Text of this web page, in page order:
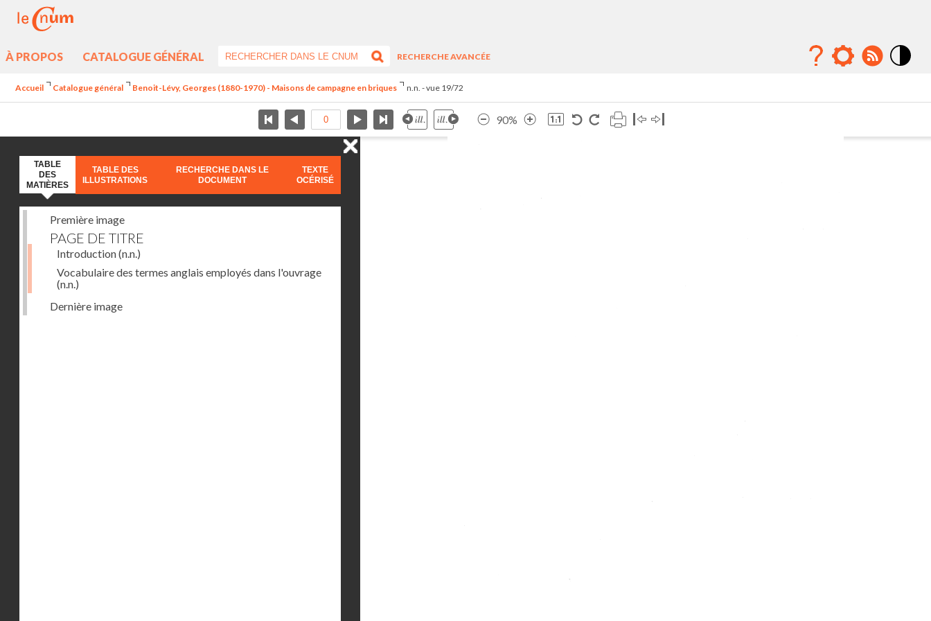
À PROPOS CATALOGUE GÉNÉRAL
RECHERCHE AVANCÉE
Accueil Catalogue général Benoit-Lévy, Georges (1880-1970) - Maisons de campagne en briques n.n. - vue 19/72
90%
TABLE
DES
MATIÈRES
TABLE DES
ILLUSTRATIONS
RECHERCHE DANS LE
DOCUMENT
TEXTE
OCÉRISÉ
Première image
PAGE DE TITRE
Introduction(n.n.)
Vocabulaire des termes anglais employés dans l'ouvrage
(n.n.)
Dernière image